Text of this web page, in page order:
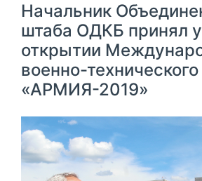
Начальник
штаба ОДКБ принял
открытии
военно-
«АРМИЯ-2019»